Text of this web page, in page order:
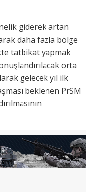
giderek artan
daha fazla bölge
tatbikat yapmak
orta
gelecek yıl ilk
beklenen PrSM